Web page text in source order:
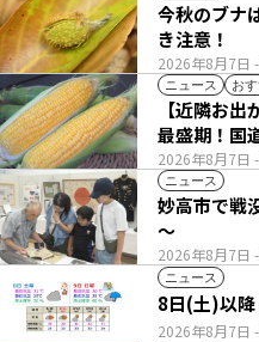
2026年8月7日
今秋のブナは「豊作
き注意！
ニュース お
2026年8月7日
【近隣お
最盛期！国
い列
ニュース
2026年8月7日
妙高市で戦
～
ニュース
2026年8月7日